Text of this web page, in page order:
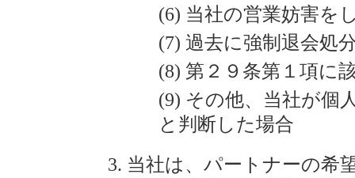
当社の営業妨害を
過去に強制退会処
第２９条第１項に
その他、当社が個
と判断した場合
当社は、パートナーの希